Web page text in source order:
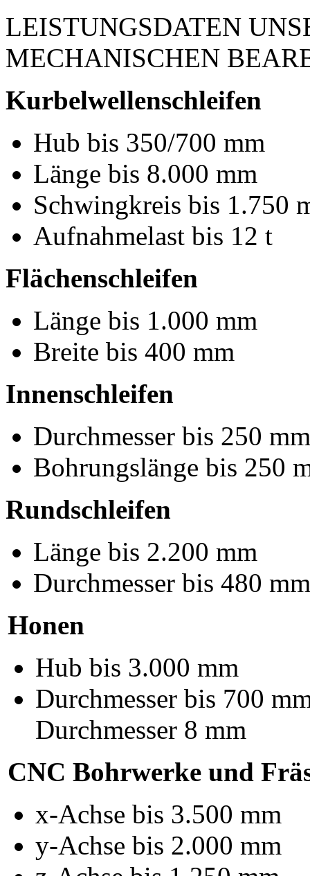
LEISTUNGSDATEN
MECHANISCHEN
Kurbelwellenschleifen
Hub bis 350/700 mm
Länge bis 8.000 mm
Schwingkreis bis 1.750
Aufnahmelast bis 12 t
Flächenschleifen
Länge bis 1.000 mm
Breite bis 400 mm
Innenschleifen
Durchmesser bis 250 mm
Bohrungslänge bis 250
Rundschleifen
Länge bis 2.200 mm
Durchmesser bis 480 mm
Honen
Hub bis 3.000 mm
Durchmesser bis 700
Durchmesser 8 mm
CNC Bohrwerke und
x-Achse bis 3.500 mm
y-Achse bis 2.000 mm